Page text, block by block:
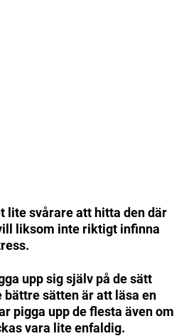
lite svårare att hitta den där
liksom inte riktigt infinna
upp sig själv på de sätt
bättre sätten är att läsa en
pigga upp de flesta även om
vara lite enfaldig.